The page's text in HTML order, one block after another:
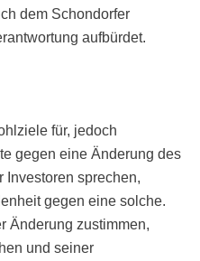
dem Schondorfer
aufbürdet.
für, jedoch
gegen eine Änderung des
Investoren sprechen,
gegen eine solche.
Änderung zustimmen,
und seiner